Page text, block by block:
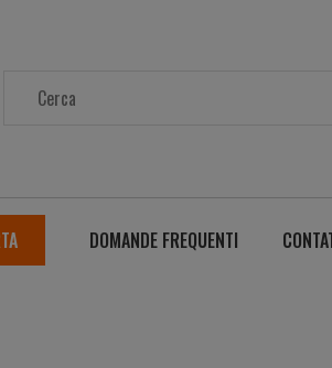
DOMANDE FREQUENTI